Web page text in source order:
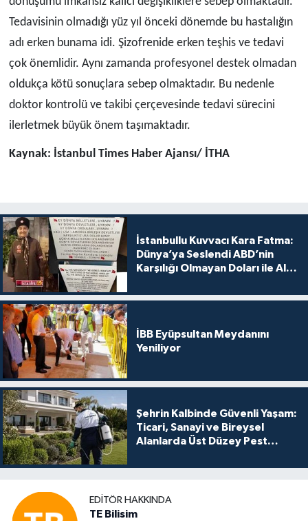
Tedavisinin olmadığı yüz yıl önceki dönemde bu hastalığın
adı erken bunama idi. Şizofrenide erken teşhis ve tedavi
çok önemlidir. Aynı zamanda profesyonel destek olmadan
oldukça kötü sonuçlara sebep olmaktadır. Bu nedenle
doktor kontrolü ve takibi çerçevesinde tedavi sürecini
ilerletmek büyük önem taşımaktadır.
Kaynak: İstanbul Times Haber Ajansı/ İTHA
İstanbullu Kuvvacı Kara Fatma:
Dünya’ya Seslendi ABD’nin
Karşılığı Olmayan Doları ile Alış
İBB Eyüpsultan Meydanını
Yeniliyor
Şehrin Kalbinde Güvenli Yaşam:
Ticari, Sanayi ve Bireysel
Alanlarda Üst Düzey Pest
EDITÖR HAKKINDA
TE Bilisim